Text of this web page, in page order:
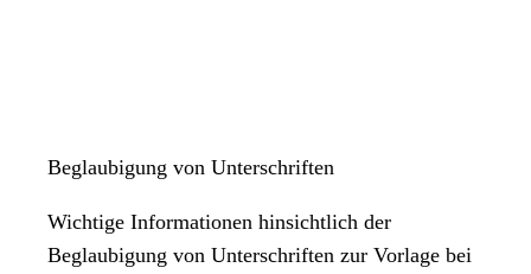
Beglaubigung von Unterschriften
Wichtige Informationen hinsichtlich der
Beglaubigung von Unterschriften zur Vorlage bei